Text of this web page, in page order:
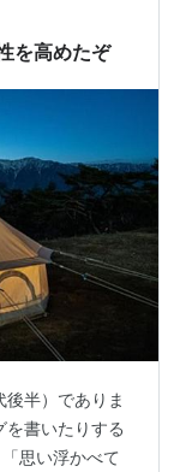
参加はしてい
てしまう」と
を高めたぞ
半）でありま
書いたりする
思い浮かべて